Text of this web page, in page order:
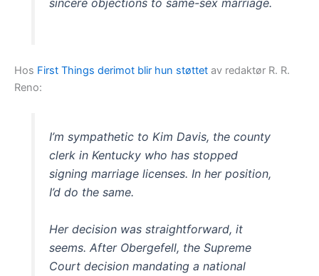
sincere objections to same-sex marriage.
Hos First Things derimot blir hun støttet av redaktør R. R.
Reno:
I’m sympathetic to Kim Davis, the county
clerk in Kentucky who has stopped
signing marriage licenses. In her position,
I’d do the same.
Her decision was straightforward, it
seems. After Obergefell, the Supreme
Court decision mandating a national